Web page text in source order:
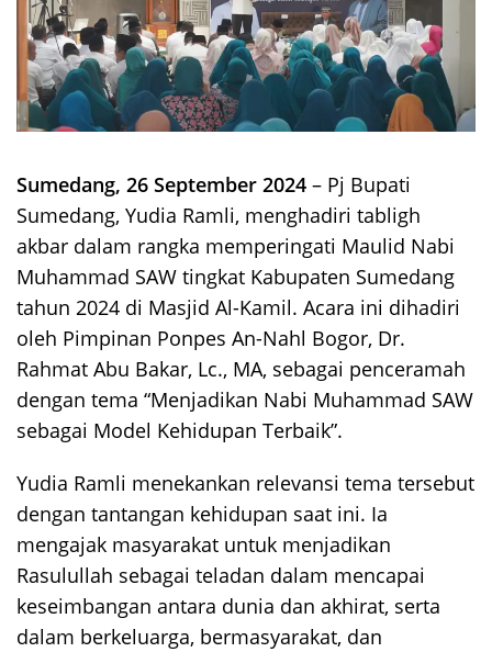
Sumedang, 26 September 2024 – Pj Bupati
Sumedang, Yudia Ramli, menghadiri tabligh
akbar dalam rangka memperingati Maulid Nabi
Muhammad SAW tingkat Kabupaten Sumedang
tahun 2024 di Masjid Al-Kamil. Acara ini dihadiri
oleh Pimpinan Ponpes An-Nahl Bogor, Dr.
Rahmat Abu Bakar, Lc., MA, sebagai penceramah
dengan tema “Menjadikan Nabi Muhammad SAW
sebagai Model Kehidupan Terbaik”.
Yudia Ramli menekankan relevansi tema tersebut
dengan tantangan kehidupan saat ini. Ia
mengajak masyarakat untuk menjadikan
Rasulullah sebagai teladan dalam mencapai
keseimbangan antara dunia dan akhirat, serta
dalam berkeluarga, bermasyarakat, dan